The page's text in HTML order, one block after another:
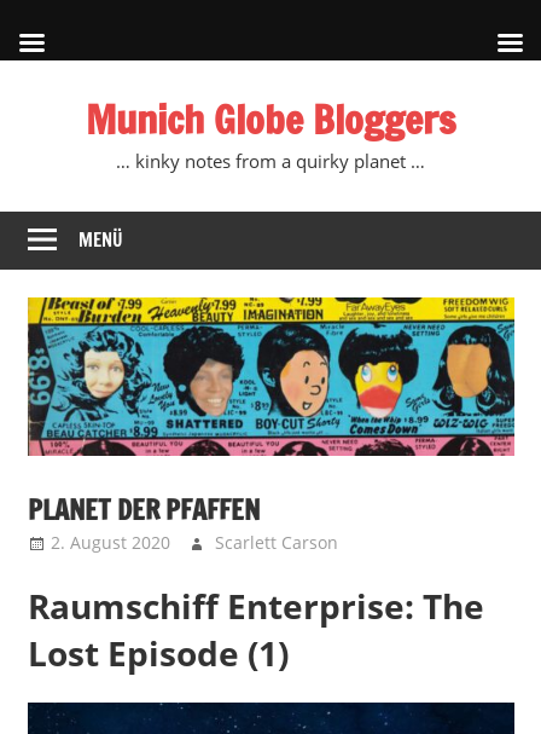
Munich Globe Bloggers
… kinky notes from a quirky planet …
MENÜ
PLANET DER PFAFFEN
2. August 2020 Scarlett Carson
Raumschiff Enterprise: The
Lost Episode (1)